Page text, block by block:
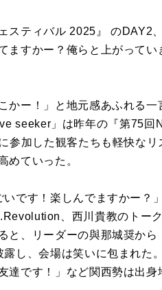
スティバル 2025』 のDAY2
ますかー？俺らと上がって
かー！」と地元感あふれる一
seeker」は昨年の『第75回
参加した観客たちも軽快な
めていった。
です！楽しんでますかー？
、西川貴教のトー
と、リーダーの與那城奨か
し、会場は笑いに包まれた
です！」など関西勢は出身